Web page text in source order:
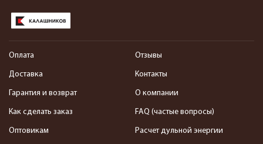
Оплата
Доставка
Гарантия и возврат
Как сделать заказ
Оптовикам
Отзывы
Контакты
О компании
FAQ (частые вопросы)
Расчет дульной энергии